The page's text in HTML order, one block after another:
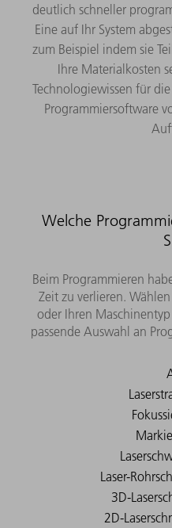
deutlich schneller
Eine auf Ihr System
zum Beispiel indem sie
Ihre Materialkosten
Technologiewissen für
Programmiersoftware
Welche
Beim Programmieren
Zeit zu verlieren.
oder Ihren
passende Auswahl an